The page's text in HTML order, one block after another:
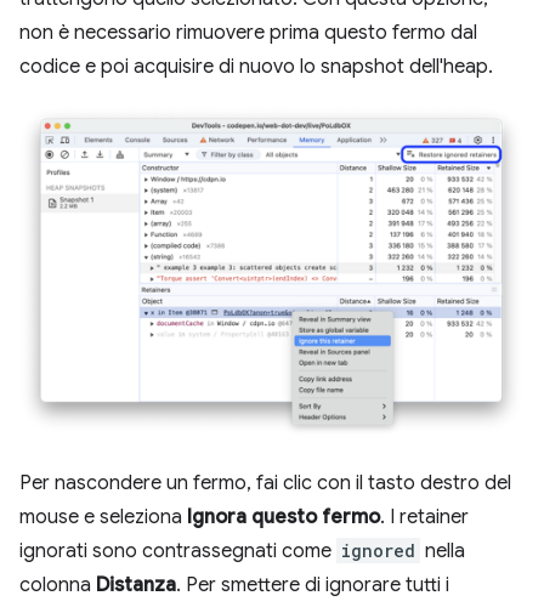
non è necessario rimuovere prima questo fermo dal
codice e poi acquisire di nuovo lo snapshot dell'heap.
Per nascondere un fermo, fai clic con il tasto destro del
mouse e seleziona Ignora questo fermo. I retainer
ignorati sono contrassegnati come ignored nella
colonna Distanza. Per smettere di ignorare tutti i